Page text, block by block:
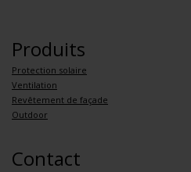
Produits
Protection solaire
Ventilation
Revêtement de façade
Outdoor
Contact